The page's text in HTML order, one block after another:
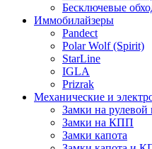
Бесключевые
Иммобилайзеры
Pandect
Polar Wolf (Spirit)
StarLine
IGLA
Prizrak
Механические и
Замки на рулевой
Замки на КПП
Замки капота